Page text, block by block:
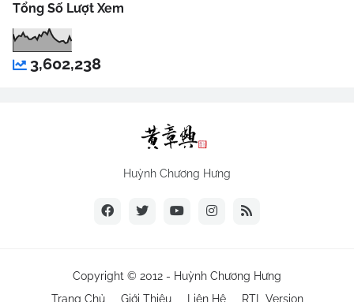
Tổng Số Lượt Xem
3,602,238
Huỳnh Chương Hưng
Copyright © 2012 - Huỳnh Chương Hưng
Trang Chủ
Giới Thiệu Liên Hệ RTL Version